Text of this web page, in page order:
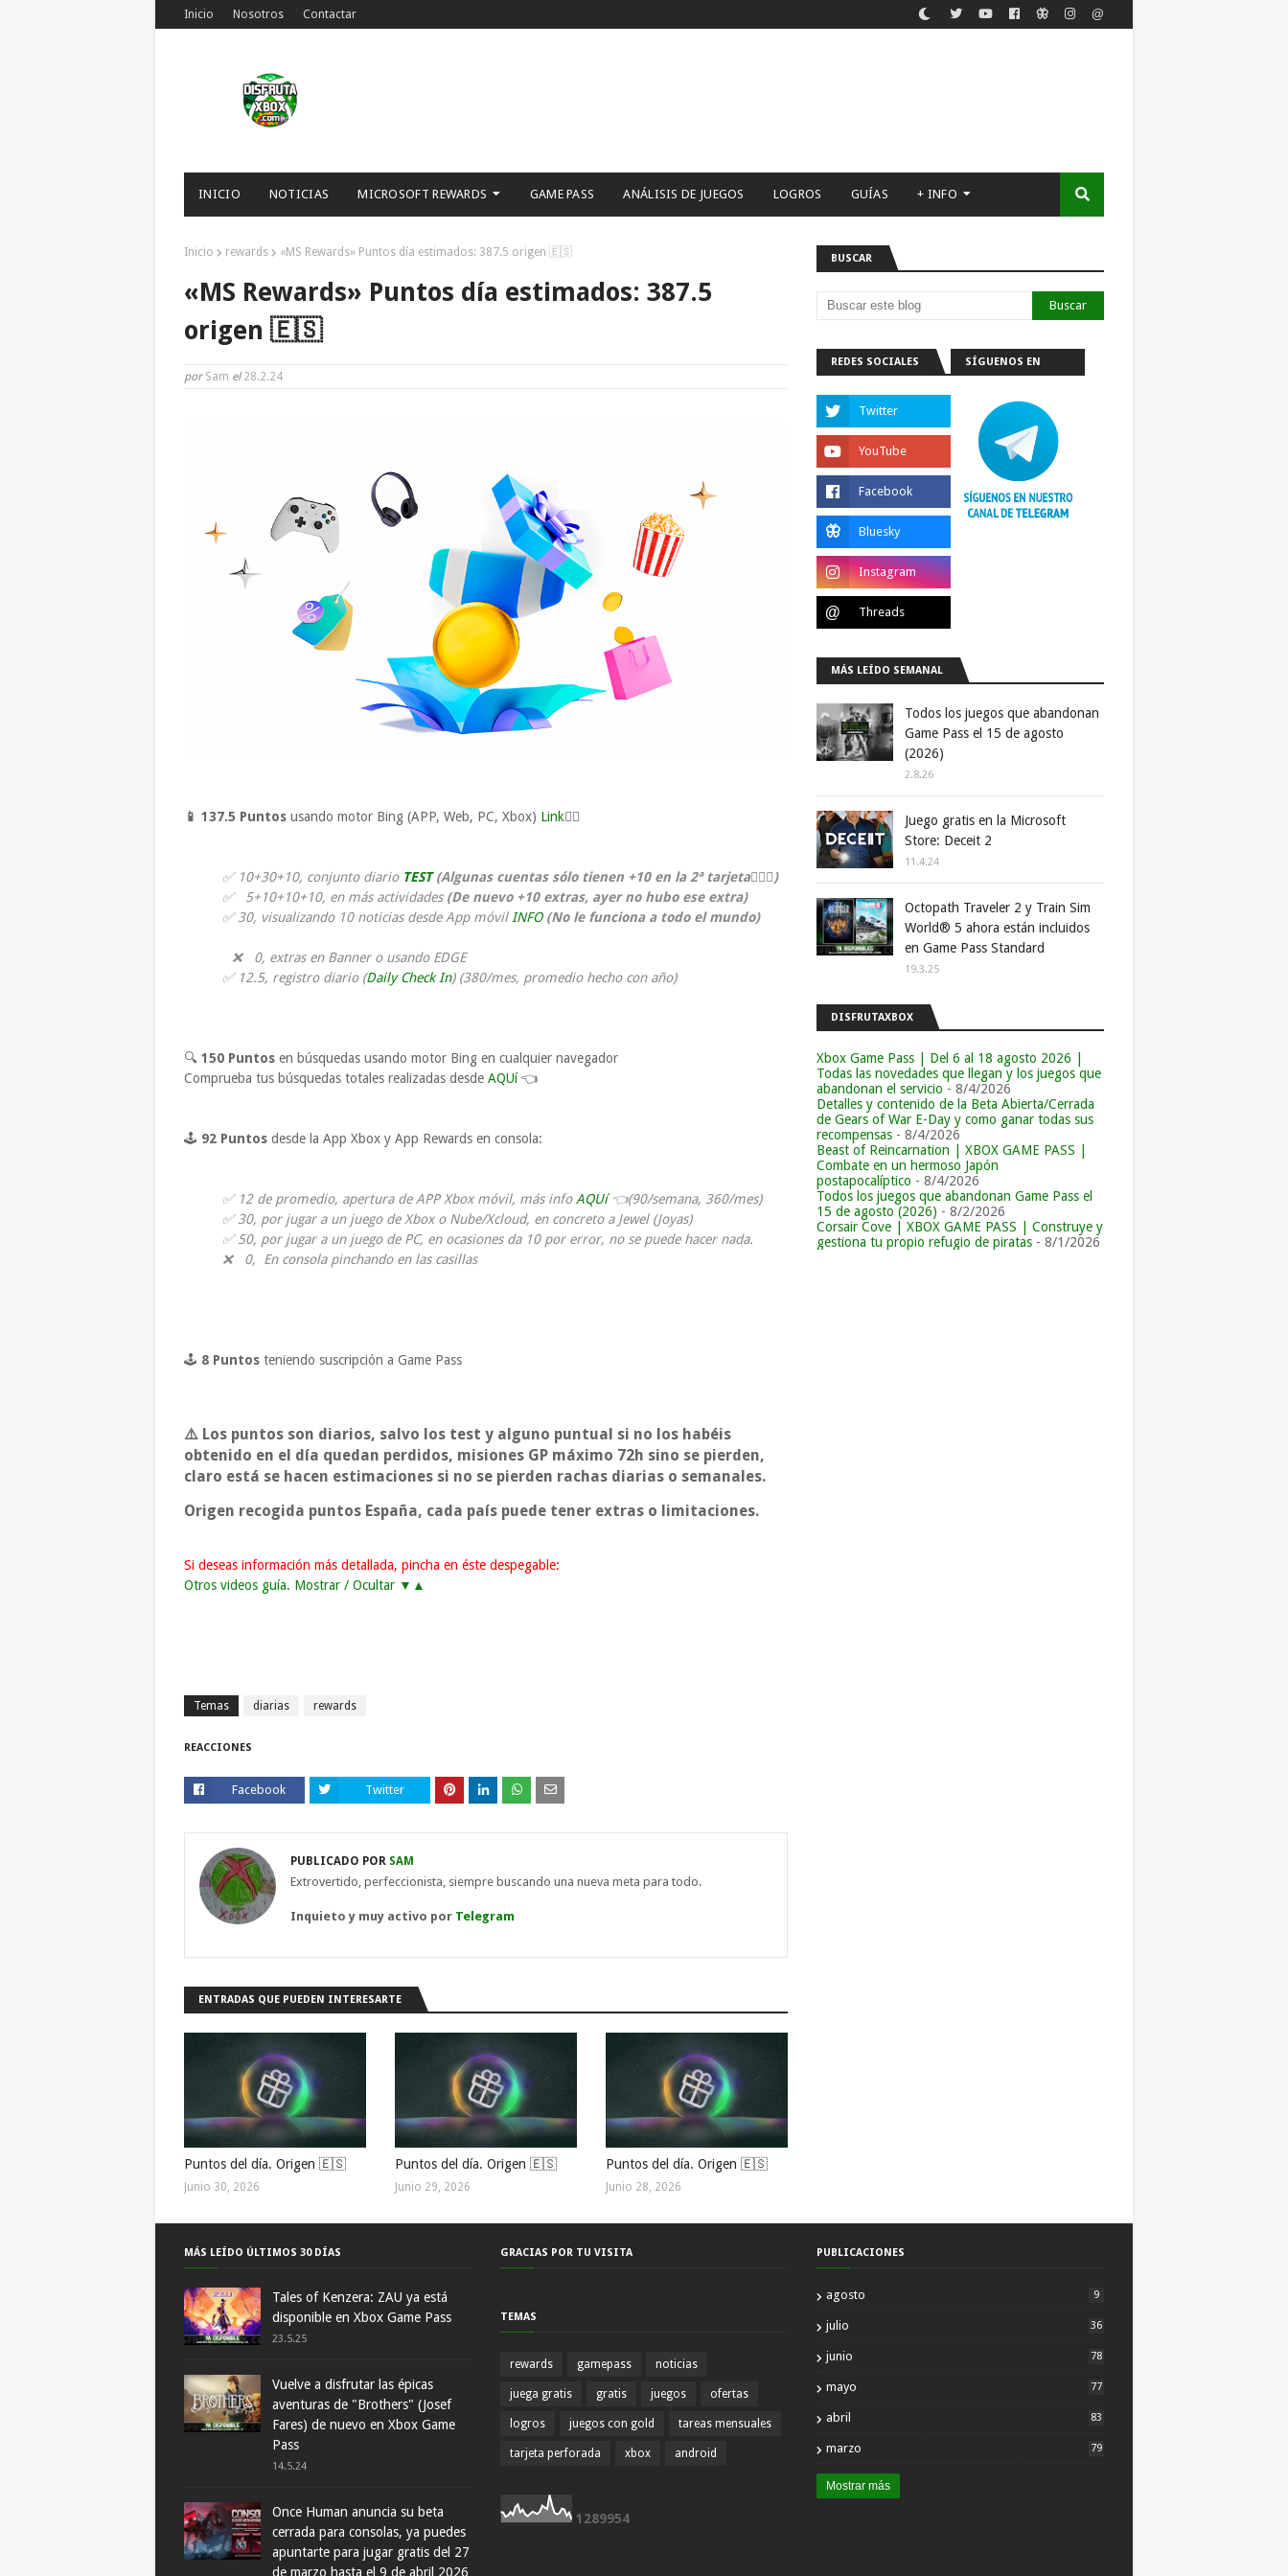
Inicio Nosotros Contactar
INICIO NOTICIAS MICROSOFT REWARDS GAME PASS ANÁLISIS DE JUEGOS LOGROS GUÍAS + INFO
Inicio rewards «MS Rewards» Puntos día estimados: 387.5 origen 🇪🇸
«MS Rewards» Puntos día estimados: 387.5
origen 🇪🇸
por Sam el28.2.24
📱 137.5 Puntos usando motor Bing (APP, Web, PC, Xbox) Link👈🏼
✅ 10+30+10, conjunto diario TEST (Algunas cuentas sólo tienen +10 en la 2ª tarjeta🤷🏻‍♂️)
✅ 5+10+10+10, en más actividades (De nuevo +10 extras, ayer no hubo ese extra)
✅ 30, visualizando 10 noticias desde App móvilINFO (No le funciona a todo el mundo)
❌ 0, extras en Banner o usando EDGE
✅ 12.5, registro diario (Daily Check In) (380/mes, promedio hecho con año)
🔍 150 Puntos en búsquedas usando motor Bing en cualquier navegador
Comprueba tus búsquedas totales realizadas desde AQUí👈
🕹 92 Puntos desde la App Xbox y App Rewards en consola:
✅ 12 de promedio, apertura de APP Xbox móvil, más infoAQUí👈(90/semana, 360/mes)
✅ 30, por jugar a un juego de Xbox o Nube/Xcloud, en concreto a Jewel (Joyas)
✅ 50, por jugar a un juego de PC, en ocasiones da 10 por error, no se puede hacer nada.
❌ 0, En consola pinchando en las casillas
🕹 8 Puntos teniendo suscripción a Game Pass
⚠️ Los puntos son diarios, salvo los test y alguno puntual si no los habéis
obtenido en el día quedan perdidos, misiones GP máximo 72h sino se pierden,
claro está se hacen estimaciones si no se pierden rachas diarias o semanales.
Origen recogida puntos España, cada país puede tener extras o limitaciones.
Si deseas información más detallada, pincha en éste despegable:
Otros videos guía. Mostrar / Ocultar ▼▲
Temas diarias rewards
REACCIONES
Facebook Twitter
PUBLICADO POR SAM
Extrovertido, perfeccionista, siempre buscando una nueva meta para todo.
Inquieto y muy activo por Telegram
ENTRADAS QUE PUEDEN INTERESARTE
Puntos del día. Origen 🇪🇸
Junio 30, 2026
Puntos del día. Origen 🇪🇸
Junio 29, 2026
Puntos del día. Origen 🇪🇸
Junio 28, 2026
BUSCAR
REDES SOCIALES SÍGUENOS EN
MÁS LEÍDO SEMANAL
Todos los juegos que abandonan
Game Pass el 15 de agosto
(2026)
2.8.26
Juego gratis en la Microsoft
Store: Deceit 2
11.4.24
Octopath Traveler 2 y Train Sim
World® 5 ahora están incluidos
en Game Pass Standard
19.3.25
DISFRUTAXBOX
Xbox Game Pass | Del 6 al 18 agosto 2026 |
Todas las novedades que llegan y los juegos que
abandonan el servicio - 8/4/2026
Detalles y contenido de la Beta Abierta/Cerrada
de Gears of War E-Day y como ganar todas sus
recompensas - 8/4/2026
Beast of Reincarnation | XBOX GAME PASS |
Combate en un hermoso Japón
postapocalíptico - 8/4/2026
Todos los juegos que abandonan Game Pass el
15 de agosto (2026) - 8/2/2026
Corsair Cove | XBOX GAME PASS | Construye y
gestiona tu propio refugio de piratas - 8/1/2026
MÁS LEÍDO ÚLTIMOS 30 DÍAS
Tales of Kenzera: ZAU ya está
disponible en Xbox Game Pass
23.5.25
Vuelve a disfrutar las épicas
aventuras de "Brothers" (Josef
Fares) de nuevo en Xbox Game
Pass
14.5.24
Once Human anuncia su beta
cerrada para consolas, ya puedes
apuntarte para jugar gratis del 27
de marzo hasta el 9 de abril 2026
GRACIAS POR TU VISITA
TEMAS
rewards gamepass noticias
juega gratis gratis juegos ofertas
logros juegos con gold tareas mensuales
tarjeta perforada xbox android
1 289954
PUBLICACIONES
agosto 9
julio 36
junio 78
mayo 77
abril 83
marzo 79
Mostrar más